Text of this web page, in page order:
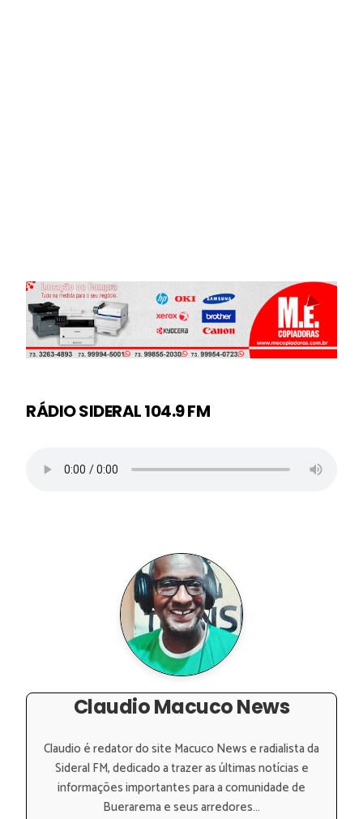
RÁDIO SIDERAL 104.9 FM
Claudio Macuco News
Claudio é redator do site Macuco News e radialista da
Sideral FM, dedicado a trazer as últimas notícias e
informações importantes para a comunidade de
Buerarema e seus arredores...